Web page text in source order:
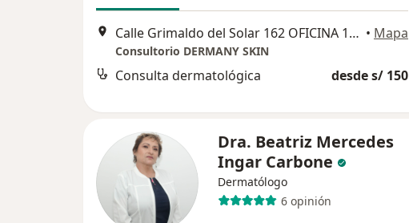
Calle Grimaldo del Solar 162 OFICINA 1003, Miraflores • Mapa
Consultorio DERMANY SKIN
Consulta dermatológica desde s/ 150
Dra. Beatriz Mercedes
Ingar Carbone
Dermatólogo
6 opinión